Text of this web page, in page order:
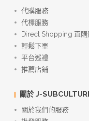
代購服務
代標服務
Direct Shopping 直購
輕鬆下單
平台巡禮
推薦店鋪
關於 J-
關於我們的服務